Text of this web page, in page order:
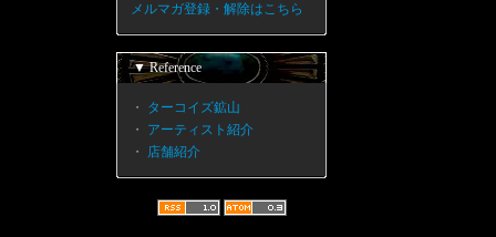
メルマガ登録・解除はこちら
▼ Reference
・ ターコイズ鉱山
・ アーティスト紹介
・ 店舗紹介